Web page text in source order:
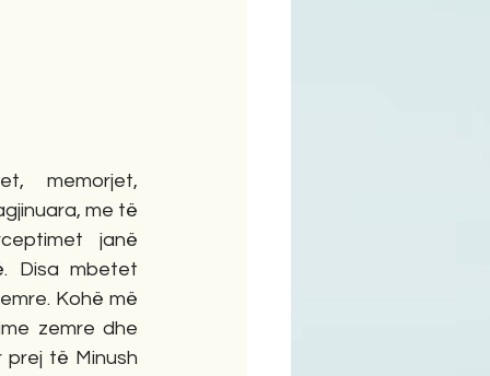
memorjet,
me të
janë
Disa mbetet
Kohë më
zemre dhe
të Minush